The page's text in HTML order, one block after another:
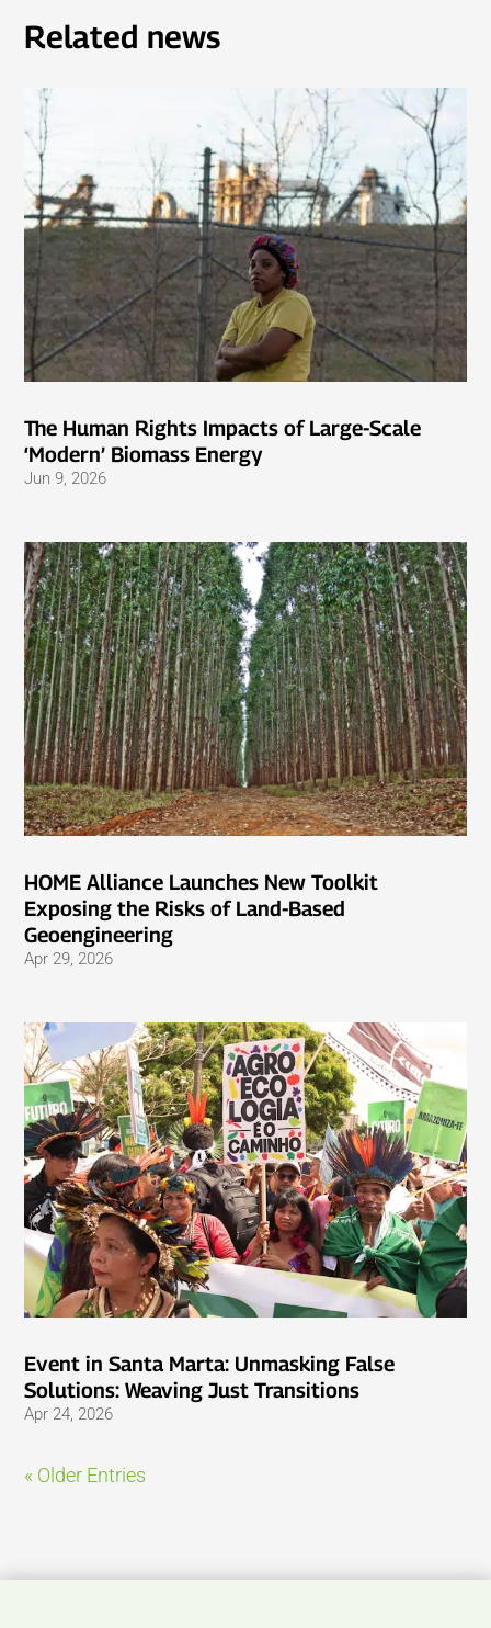
Related news
The Human Rights Impacts of Large-Scale
‘Modern’ Biomass Energy
Jun 9, 2026
HOME Alliance Launches New Toolkit
Exposing the Risks of Land-Based
Geoengineering
Apr 29, 2026
Event in Santa Marta: Unmasking False
Solutions: Weaving Just Transitions
Apr 24, 2026
« Older Entries